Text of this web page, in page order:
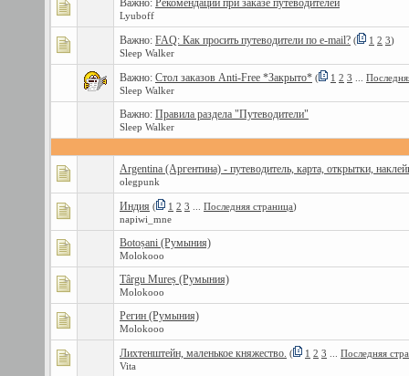
Важно: Рекомендации при заказе путеводителей
Lyuboff
Важно: FAQ: Как просить путеводители по e-mail? ( 1 2 3)
Sleep Walker
Важно: Стол заказов Anti-Free *Закрыто* ( 1 2 3
Sleep Walker
Важно: Правила раздела "Путеводители"
Sleep Walker
Argentina (Аргентина) - путеводитель, карта, открытки,
olegpunk
Индия ( 1 2 3 Последняя страница)
napiwi_mne
Botoșani (Румыния)
Molokooo
Târgu Mureș (Румыния)
Molokooo
Регин (Румыния)
Molokooo
Лихтенштейн, маленькое княжество. ( 1 2 3
Последняя
Vita